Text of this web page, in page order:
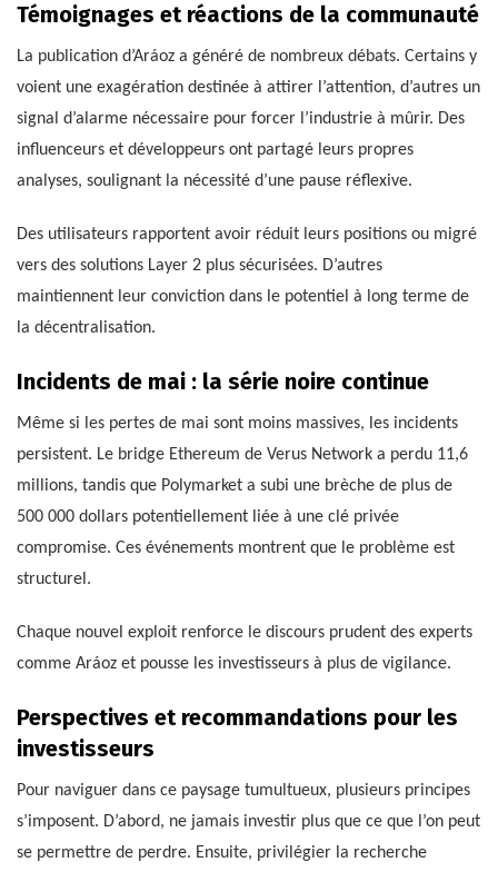
Témoignages et réactions de la communauté
La publication d’Aráoz a généré de nombreux débats. Certains y
voient une exagération destinée à attirer l’attention, d’autres un
signal d’alarme nécessaire pour forcer l’industrie à mûrir. Des
influenceurs et développeurs ont partagé leurs propres
analyses, soulignant la nécessité d’une pause réflexive.
Des utilisateurs rapportent avoir réduit leurs positions ou migré
vers des solutions Layer 2 plus sécurisées. D’autres
maintiennent leur conviction dans le potentiel à long terme de
la décentralisation.
Incidents de mai : la série noire continue
Même si les pertes de mai sont moins massives, les incidents
persistent. Le bridge Ethereum de Verus Network a perdu 11,6
millions, tandis que Polymarket a subi une brèche de plus de
500 000 dollars potentiellement liée à une clé privée
compromise. Ces événements montrent que le problème est
structurel.
Chaque nouvel exploit renforce le discours prudent des experts
comme Aráoz et pousse les investisseurs à plus de vigilance.
Perspectives et recommandations pour les
investisseurs
Pour naviguer dans ce paysage tumultueux, plusieurs principes
s’imposent. D’abord, ne jamais investir plus que ce que l’on peut
se permettre de perdre. Ensuite, privilégier la recherche